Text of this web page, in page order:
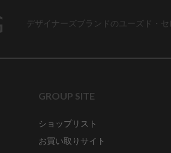
デザイナーズブランドのユーズド・セ
GROUP SITE
ショップリスト
お買い取りサイト